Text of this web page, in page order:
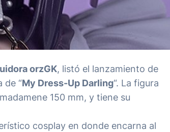
orzGK, listó el lanzamiento de
de “My Dress-Up Darling“. La figura
150 mm, y tiene su
cosplay en donde encarna al